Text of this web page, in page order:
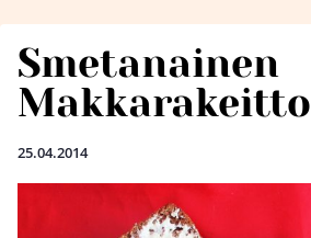
Smetanainen
Makkarakeitto
25.04.2014